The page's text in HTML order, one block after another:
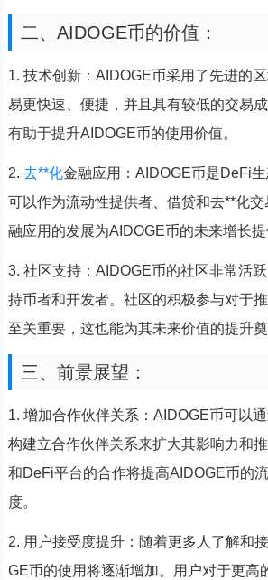
二、AIDOGE币的价值：
1. 技术创新：AIDOGE币采用了先进的
易更快速、便捷，并且具有较低的交易
有助于提升AIDOGE币的使用价值。
2. 去**化金融应用：AIDOGE币是DeFi生
可以作为流动性提供者、借贷和去**化
融应用的发展为AIDOGE币的未来增长提
3. 社区支持：AIDOGE币的社区非常活
持币者和开发者。社区的积极参与对于
至关重要，这也能为其未来价值的提升奠
三、前景展望：
1. 增加合作伙伴关系：AIDOGE币可以
构建立合作伙伴关系来扩大其影响力和
和DeFi平台的合作将提高AIDOGE币的
度。
2. 用户接受度提升：随着更多人了解和
GE币的使用将逐渐增加。用户对于更高